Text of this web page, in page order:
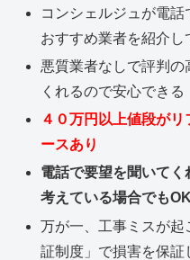
コンシェルジュが電
おすすめ業者を紹介し
悪質業者なしで評判
くれるので安心できる
４０万円以上値段が
ースあり
電話で要望を聞いて
考えている場合でもOK
万が一、工事ミスが
証制度」で損害を保証